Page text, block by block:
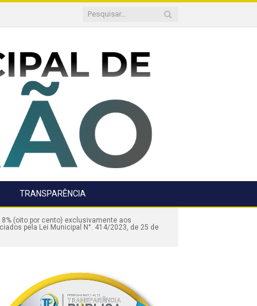
TRANSPARÊNCIA
8% (oito por cento) exclusivamente aos
pela Lei Municipal N°. 414/2023, de 25 de